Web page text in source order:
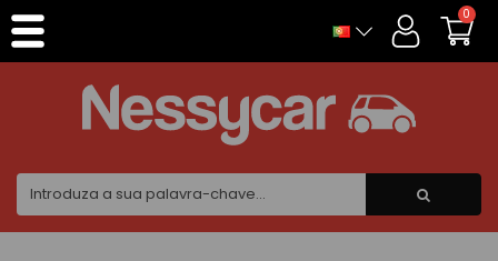
0
Painel de Gerenciamento de Cookies